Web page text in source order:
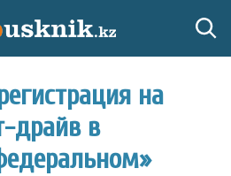
на
драйв в